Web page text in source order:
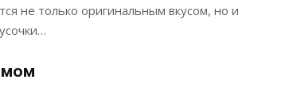
не только оригинальным вкусом, но и